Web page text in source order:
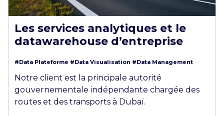
Les services analytiques et le
datawarehouse d’entreprise
#Data Plateforme #Data Visualisation #Data Management
Notre client est la principale autorité
gouvernementale indépendante chargée des
routes et des transports à Dubaï.